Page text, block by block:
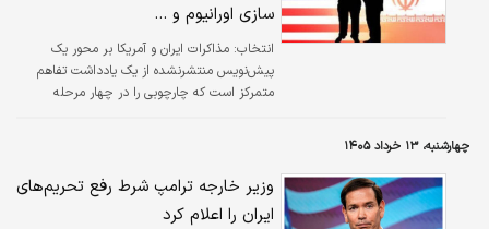
سازی اورانیوم و ...
انتخاب: مذاکرات ایران و آمریکا بر محور یک
پیش‌نویس منتشرنشده از یک یادداشت تفاهم
متمرکز است که چارچوبی را در چهار مرحله
چهارشنبه، ۱۳ خرداد ۱۴۰۵
وزیر خارجه ترامپ شرط رفع تحریم‌های
ایران را اعلام کرد